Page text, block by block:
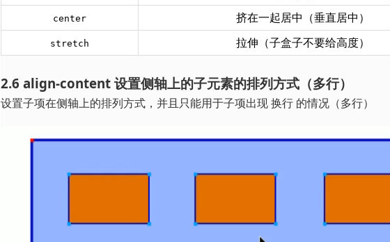
center 挤在一起居中（垂直居中）
stretch 拉伸（子盒子不要给高度）
2.6 align-content 设置侧轴上的子元素的排列方式（多行）
设置子项在侧轴上的排列方式，并且只能用于子项出现 换行 的情况（多行）